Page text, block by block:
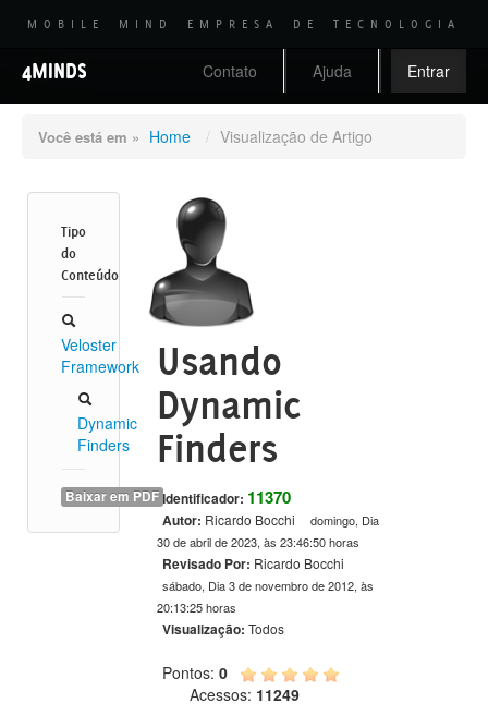
MOBILE MIND EMPRESA DE TECNOLOGIA
4MINDS Contato Ajuda Entrar
Você está em » Home / Visualização de Artigo
Tipo
do
Conteúdo
Veloster
Framework
Dynamic
Finders
Baixar em PDF
Usando
Dynamic
Finders
Identificador: 11370
Autor: Ricardo Bocchi
domingo, Dia
30 de abril de 2023, às 23:46:50 horas
Revisado Por: Ricardo Bocchi
sábado, Dia 3 de novembro de 2012, às
20:13:25 horas
Visualização:Todos
Pontos: 0
Acessos: 11249